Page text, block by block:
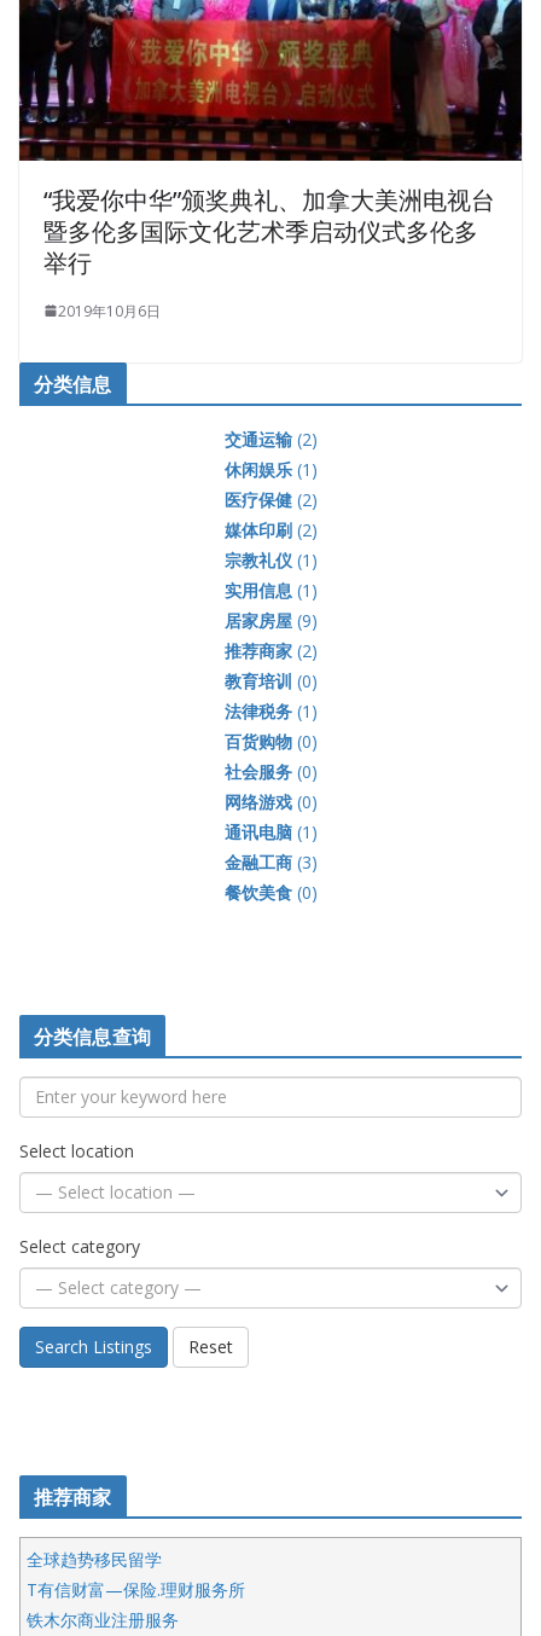
“我爱你中华”颁奖典礼、加拿大美洲电视台
暨多伦多国际文化艺术季启动仪式多伦多
举行
2019年10月6日
分类信息
交通运输(2)
休闲娱乐(1)
医疗保健(2)
媒体印刷(2)
宗教礼仪(1)
实用信息 (1)
居家房屋(9)
推荐商家(2)
教育培训 (0)
法律税务(1)
百货购物(0)
社会服务(0)
网络游戏(0)
通讯电脑(1)
金融工商(3)
餐饮美食(0)
分类信息查询
Select location
Select category
Search Listings Reset
推荐商家
全球趋势移民留学
T有信财富—保险.理财服务所
铁木尔商业注册服务